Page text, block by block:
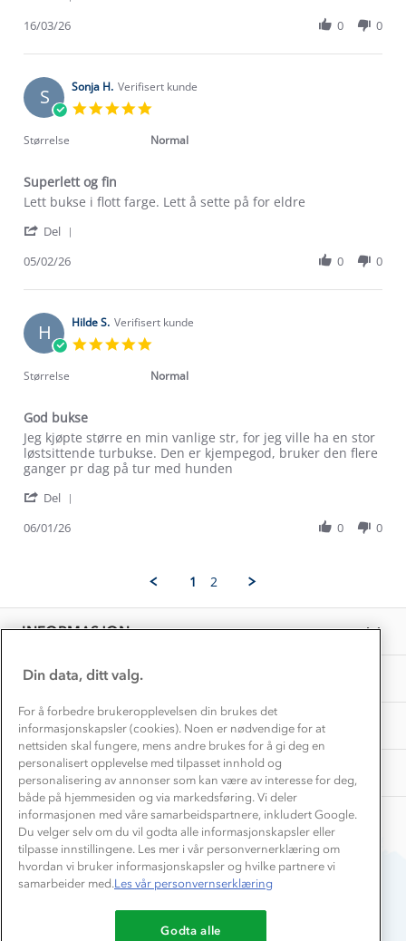
on
Mar
Tore
on
16
Mar
16/03/26 0 0
S Sonja H. Verifisert kunde
rating
Størrelse Normal
Superlett og fin
Review
Sonja
on
Feb
review
Superlett
fin
Lett bukse i flott farge. Lett å sette på for eldre
Del
Sonja
on
5
Feb
05/02/26 0 0
H Hilde S. Verifisert kunde
rating
Størrelse Normal
God bukse
Review
by
Hilde
on
Jan
review
stating
God
Jeg kjøpte større en min vanlige str, for jeg ville ha en stor
løstsittende turbukse. Den er kjempegod, bruker den flere
ganger pr dag på tur med hunden
Del
6
2026
06/01/26 0 0
1 2
INFORMASJON
Kontakt oss
Konkurransevinnere
Kundeklubb
Bedrift, barnehage og SFO
Presse
OM OSS
Verdigrunnlag
Klima og miljø
Dyreetikk
1% til samfunnet
Samarbeide med oss?
TIPS OG RÅD
Trelagsprinsippet barn
Alt du trenger til Norgesferien
Dette trenger du til barnehagen
Gravidklær
Hvordan velge riktig turtøy?
Store størrelser
Turmat oppskrifter
Beredskap
AKTIVITETER
Norgesferie 🇳🇴
Få turinspirasjon og tips her⛰
Overnatte utendørs⛺
Leirskole 🥾
Barnehageansatt
Tips til hyttetur
Du betaler enkelt med
Din data, ditt valg.
For å forbedre brukeropplevelsen din brukes det
informasjonskapsler (cookies). Noen er nødvendige for at
nettsiden skal fungere, mens andre brukes for å gi deg en
personalisert opplevelse med tilpasset innhold og
personalisering av annonser som kan være av interesse for deg,
både på hjemmesiden og via markedsføring. Vi deler
informasjonen med våre samarbeidspartnere, inkludert Google.
Du velger selv om du vil godta alle informasjonskapsler eller
tilpasse innstillingene. Les mer i vår personvernerklæring om
hvordan vi bruker informasjonskapsler og hvilke partnere vi
samarbeider med.Les vår personvernserklæring
Godta alle